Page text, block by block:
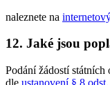
naleznete na
12. Jaké jsou
Podání žádostí